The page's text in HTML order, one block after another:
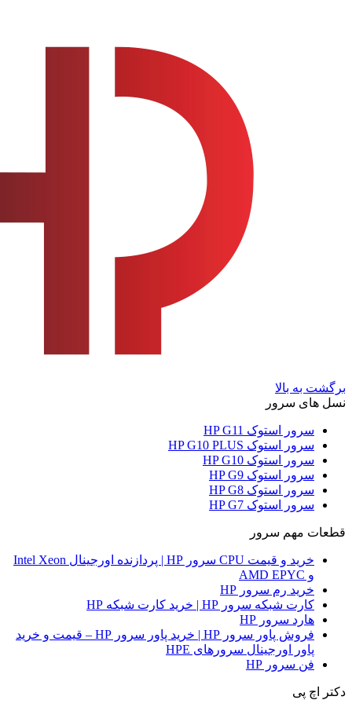
برگشت به بالا
نسل های سرور
سرور استوک HP G11
سرور استوک HP G10 PLUS
سرور استوک HP G10
سرور استوک HP G9
سرور استوک HP G8
سرور استوک HP G7
قطعات مهم سرور
خرید و قیمت CPU سرور HP | پردازنده اورجینال Intel Xeon
و AMD EPYC
خرید رم سرور HP
کارت شبکه سرور HP | خرید کارت شبکه HP
هارد سرور HP
فروش پاور سرور HP | خرید پاور سرور HP – قیمت و خرید
پاور اورجینال سرورهای HPE
فن سرور HP
دکتر اچ پی